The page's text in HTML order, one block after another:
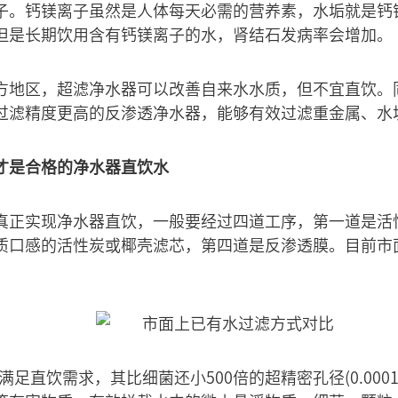
。钙镁离子虽然是人体每天必需的营养素，水垢就是
长期饮用含有钙镁离子的水，肾结石发病率会增加。
地区，超滤净水器可以改善自来水水质，但不宜直饮
滤精度更高的反渗透净水器，能够有效过滤重金属、
是合格的净水器直饮水
正实现净水器直饮，一般要经过四道工序，第一道是
口感的活性炭或椰壳滤芯，第四道是反渗透膜。目前
足直饮需求，其比细菌还小500倍的超精密孔径